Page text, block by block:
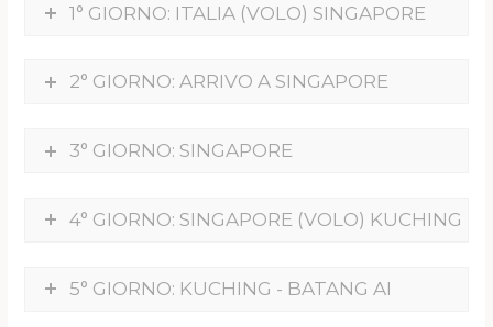
1° GIORNO: ITALIA (VOLO) SINGAPORE
2° GIORNO: ARRIVO A SINGAPORE
3° GIORNO: SINGAPORE
4° GIORNO: SINGAPORE (VOLO) KUCHING
5° GIORNO: KUCHING - BATANG AI